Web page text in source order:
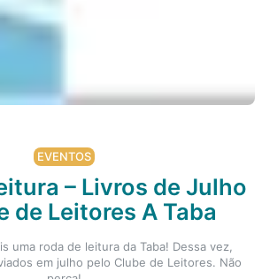
EVENTOS
– Livros de Julho
de Leitores A Taba
uma roda de leitura da Taba! Dessa vez,
em julho pelo Clube de Leitores. Não